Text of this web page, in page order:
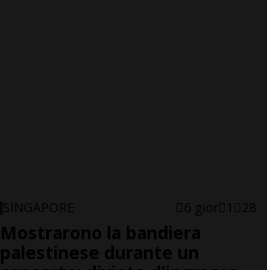
SINGAPORE 6 gior 1 28
Mostrarono la bandiera
palestinese durante un